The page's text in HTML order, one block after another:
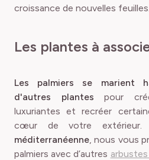
croissance de nouvelles feuilles.
Les plantes à
Les palmiers se marient
d'autres plantes pour
luxuriantes et recréer
cœur de votre extérieur.
méditerranéenne, nous vous
palmiers avec d’autres